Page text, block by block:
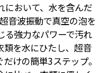
において、水を含んだ
音波振動で真空の泡を
る強力なパワーで汚れ
類を水にひたし、超音
けの簡単3ステップ。